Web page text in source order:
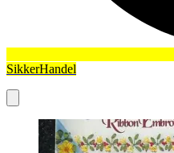
SikkerHandel